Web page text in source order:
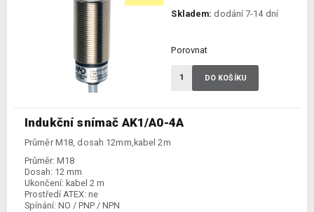
Indukční snímač AK1/A0-4A
Průměr M18, dosah 12mm,kabel 2m
Průměr: M18
Dosah: 12 mm
Ukončení: kabel 2 m
Prostředí ATEX: ne
Spínání: NO / PNP / NPN
Skladem: dodání 7-14 dní
Porovnat
DO KOŠÍKU